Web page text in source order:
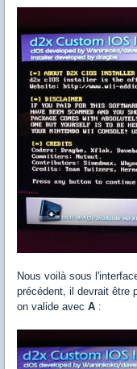
Nous voilà sous
précédent, il devrait être
on valide avec A :